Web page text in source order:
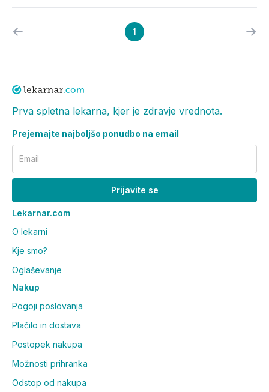
1
Prva spletna lekarna, kjer je zdravje vrednota.
Prejemajte najboljšo ponudbo na email
Email
Prijavite se
Lekarnar.com
O lekarni
Kje smo?
Oglaševanje
Nakup
Pogoji poslovanja
Plačilo in dostava
Postopek nakupa
Možnosti prihranka
Odstop od nakupa